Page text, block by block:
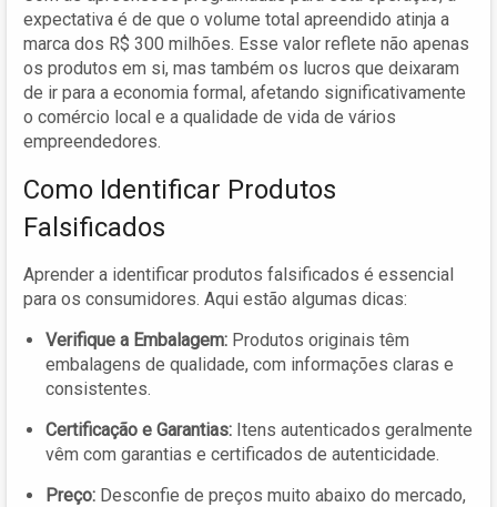
expectativa é de que o volume total apreendido atinja a
marca dos R$ 300 milhões. Esse valor reflete não apenas
os produtos em si, mas também os lucros que deixaram
de ir para a economia formal, afetando significativamente
o comércio local e a qualidade de vida de vários
empreendedores.
Como Identificar Produtos
Falsificados
Aprender a identificar produtos falsificados é essencial
para os consumidores. Aqui estão algumas dicas:
Verifique a Embalagem: Produtos originais têm
embalagens de qualidade, com informações claras e
consistentes.
Certificação e Garantias: Itens autenticados geralmente
vêm com garantias e certificados de autenticidade.
Preço: Desconfie de preços muito abaixo do mercado,